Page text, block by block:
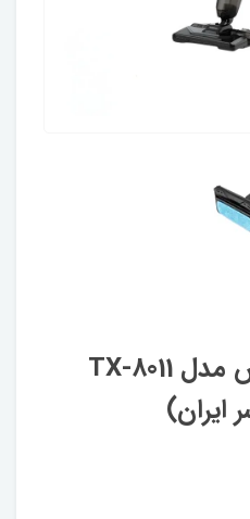
جارو پرتابل تیوارکس مدل TX-8011
ایران)